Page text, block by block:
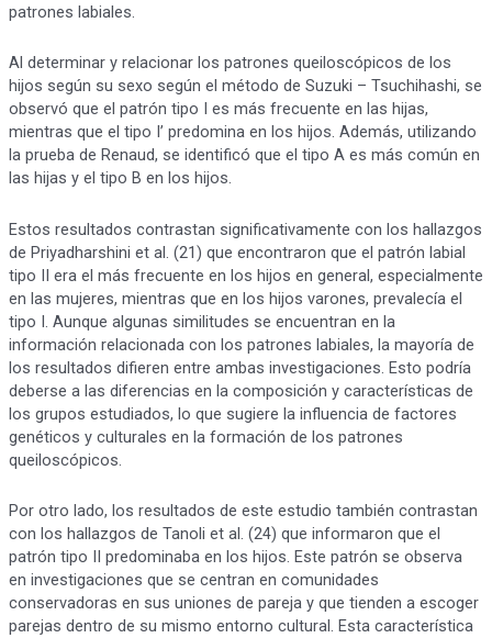
patrones labiales.
Al determinar y relacionar los patrones queiloscópicos de los
hijos según su sexo según el método de Suzuki – Tsuchihashi, se
observó que el patrón tipo I es más frecuente en las hijas,
mientras que el tipo I’ predomina en los hijos. Además, utilizando
la prueba de Renaud, se identificó que el tipo A es más común en
las hijas y el tipo B en los hijos.
Estos resultados contrastan significativamente con los hallazgos
de Priyadharshini et al. (21) que encontraron que el patrón labial
tipo II era el más frecuente en los hijos en general, especialmente
en las mujeres, mientras que en los hijos varones, prevalecía el
tipo I. Aunque algunas similitudes se encuentran en la
información relacionada con los patrones labiales, la mayoría de
los resultados difieren entre ambas investigaciones. Esto podría
deberse a las diferencias en la composición y características de
los grupos estudiados, lo que sugiere la influencia de factores
genéticos y culturales en la formación de los patrones
queiloscópicos.
Por otro lado, los resultados de este estudio también contrastan
con los hallazgos de Tanoli et al. (24) que informaron que el
patrón tipo II predominaba en los hijos. Este patrón se observa
en investigaciones que se centran en comunidades
conservadoras en sus uniones de pareja y que tienden a escoger
parejas dentro de su mismo entorno cultural. Esta característica